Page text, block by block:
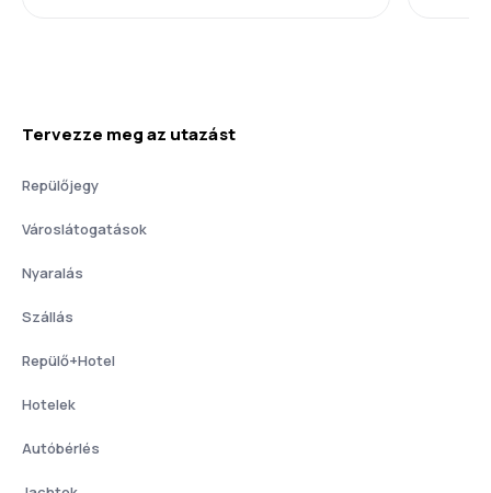
Tervezze meg az utazást
Repülőjegy
Városlátogatások
Nyaralás
Szállás
Repülő+Hotel
Hotelek
Autóbérlés